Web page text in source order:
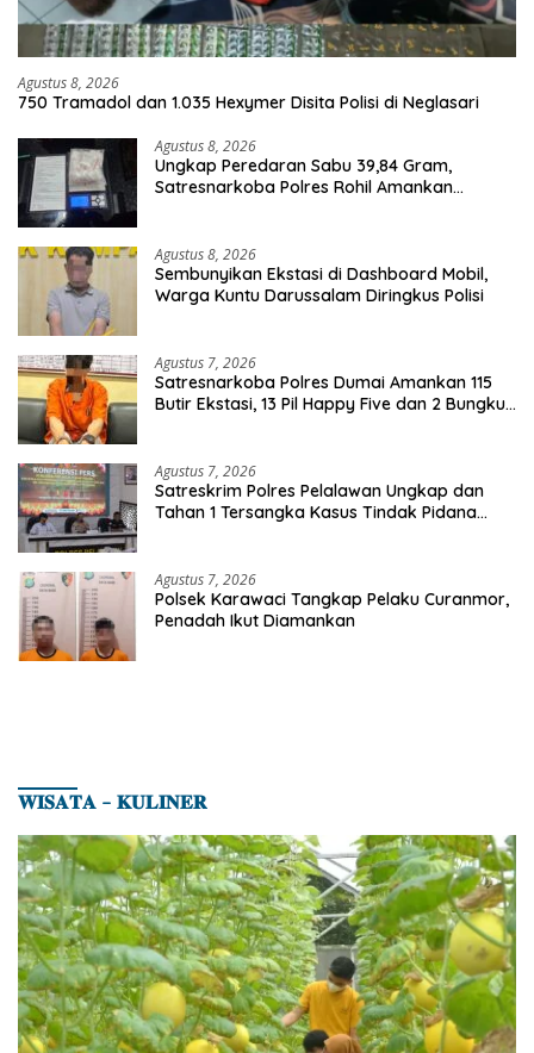
Agustus 8, 2026
750 Tramadol dan 1.035 Hexymer Disita Polisi di Neglasari
Agustus 8, 2026
Ungkap Peredaran Sabu 39,84 Gram,
Satresnarkoba Polres Rohil Amankan
Agustus 8, 2026
Sembunyikan Ekstasi di Dashboard Mobil,
Warga Kuntu Darussalam Diringkus Polisi
Agustus 7, 2026
Satresnarkoba Polres Dumai Amankan 115
Butir Ekstasi, 13 Pil Happy Five dan 2 Bungkus
Agustus 7, 2026
Satreskrim Polres Pelalawan Ungkap dan
Tahan 1 Tersangka Kasus Tindak Pidana
Agustus 7, 2026
Polsek Karawaci Tangkap Pelaku Curanmor,
Penadah Ikut Diamankan
𝐖𝐈𝐒𝐀𝐓𝐀 – 𝐊𝐔𝐋𝐈𝐍𝐄𝐑